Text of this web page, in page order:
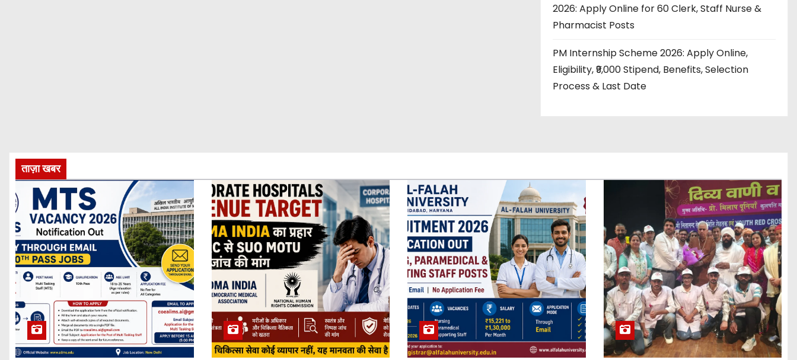
2026: Apply Online for 60 Clerk, Staff Nurse &
Pharmacist Posts
PM Internship Scheme 2026: Apply Online,
Eligibility, ₹9,000 Stipend, Benefits, Selection
Process & Last Date
ताज़ा खबर